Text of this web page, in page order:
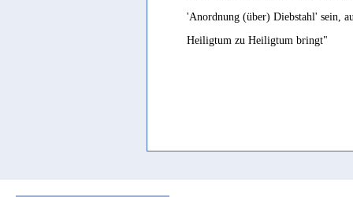
'Anordnung (über) Diebstahl' sein,
Heiligtum zu Heiligtum bringt"